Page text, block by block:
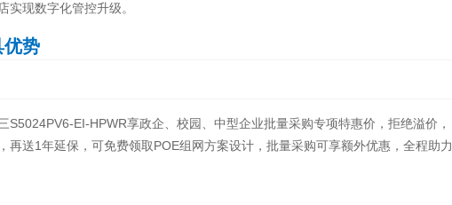
实现数字化管控升级。
优势
S5024PV6-EI-HPWR享政企、校园、中型企业批量采购专项特惠价，拒绝溢价，
再送1年延保，可免费领取POE组网方案设计，批量采购可享额外优惠，全程助力